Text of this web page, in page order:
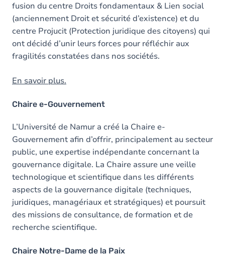
fusion du centre Droits fondamentaux & Lien social
(anciennement Droit et sécurité d’existence) et du
centre Projucit (Protection juridique des citoyens) qui
ont décidé d’unir leurs forces pour réfléchir aux
fragilités constatées dans nos sociétés.
En savoir plus.
Chaire e-Gouvernement
L’Université de Namur a créé la Chaire e-
Gouvernement afin d’offrir, principalement au secteur
public, une expertise indépendante concernant la
gouvernance digitale. La Chaire assure une veille
technologique et scientifique dans les différents
aspects de la gouvernance digitale (techniques,
juridiques, managériaux et stratégiques) et poursuit
des missions de consultance, de formation et de
recherche scientifique.
Chaire Notre-Dame de la Paix